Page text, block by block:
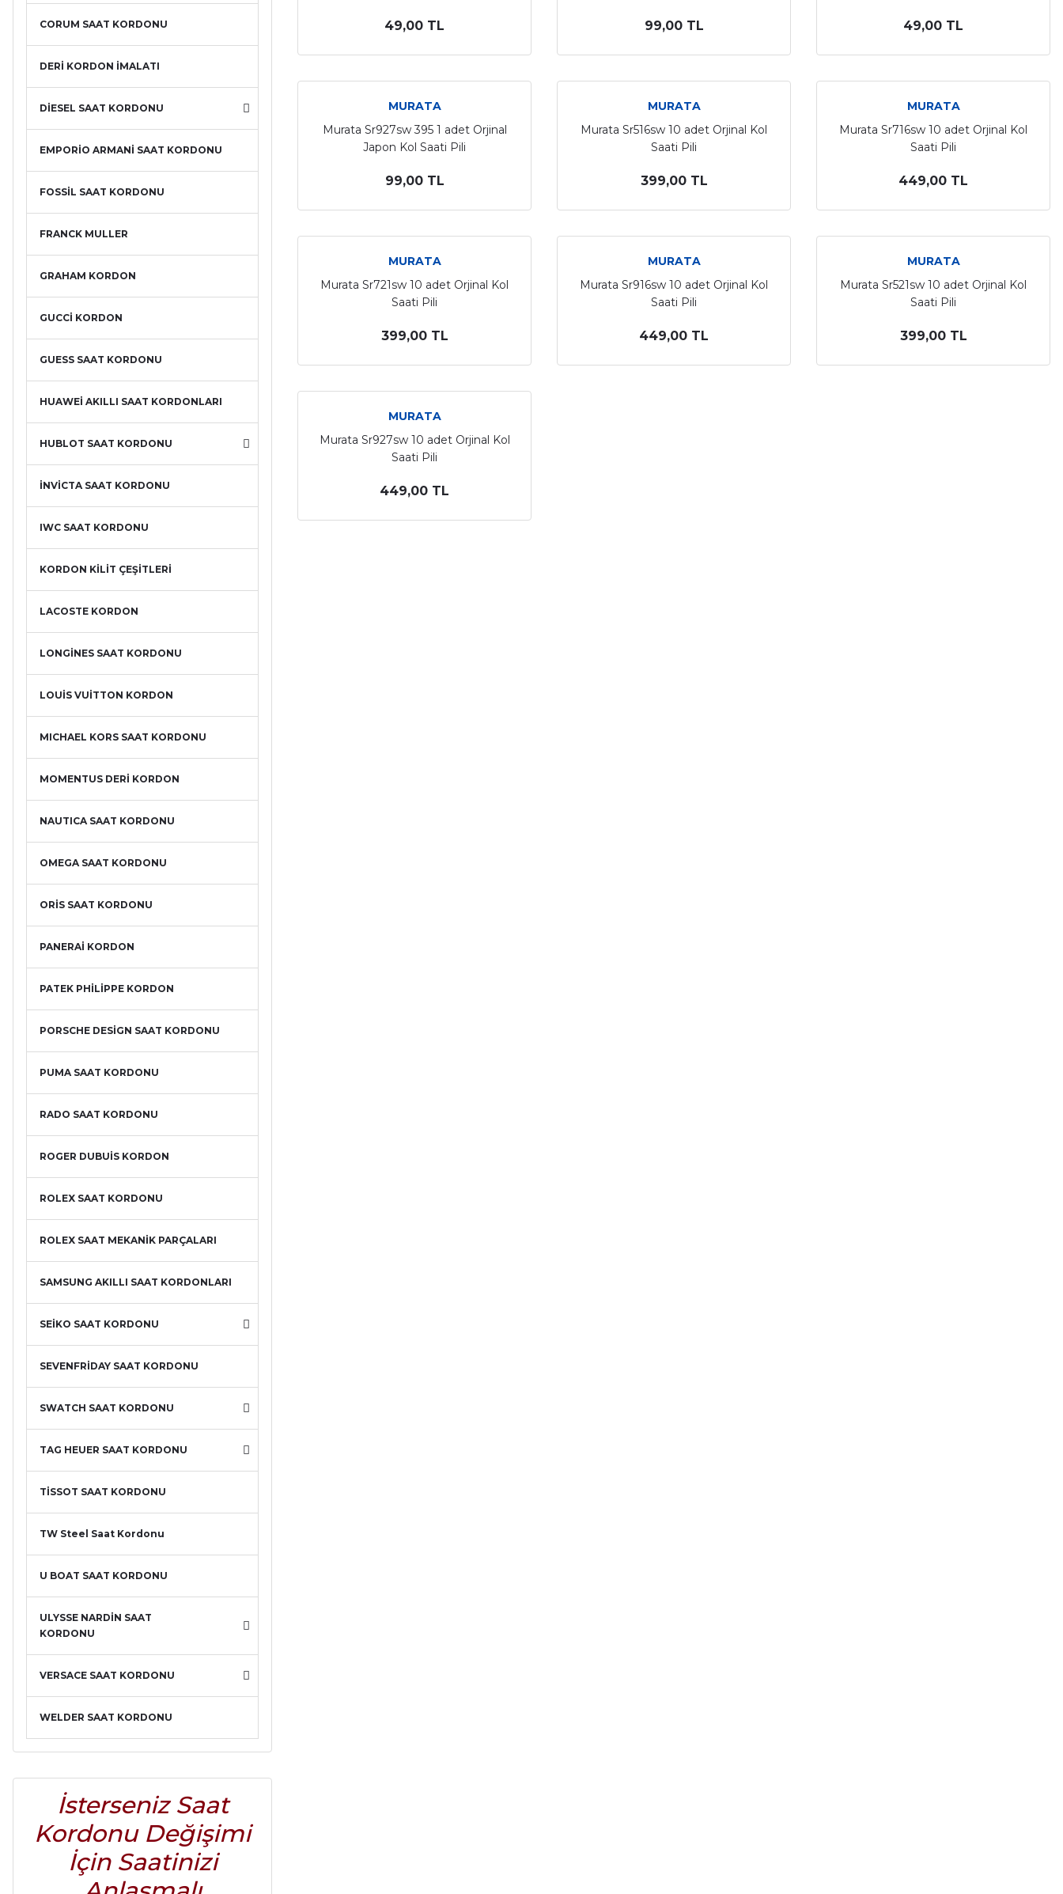
CORUM SAAT KORDONU
DERİ KORDON İMALATI
DİESEL SAAT KORDONU
EMPORİO ARMANİ SAAT KORDONU
FOSSİL SAAT KORDONU
FRANCK MULLER
GRAHAM KORDON
GUCCİ KORDON
GUESS SAAT KORDONU
HUAWEİ AKILLI SAAT KORDONLARI
HUBLOT SAAT KORDONU
İNVİCTA SAAT KORDONU
IWC SAAT KORDONU
KORDON KİLİT ÇEŞİTLERİ
LACOSTE KORDON
LONGİNES SAAT KORDONU
LOUİS VUİTTON KORDON
MICHAEL KORS SAAT KORDONU
MOMENTUS DERİ KORDON
NAUTICA SAAT KORDONU
OMEGA SAAT KORDONU
ORİS SAAT KORDONU
PANERAİ KORDON
PATEK PHİLİPPE KORDON
PORSCHE DESİGN SAAT KORDONU
PUMA SAAT KORDONU
RADO SAAT KORDONU
ROGER DUBUİS KORDON
ROLEX SAAT KORDONU
ROLEX SAAT MEKANİK PARÇALARI
SAMSUNG AKILLI SAAT KORDONLARI
SEİKO SAAT KORDONU
SEVENFRİDAY SAAT KORDONU
SWATCH SAAT KORDONU
TAG HEUER SAAT KORDONU
TİSSOT SAAT KORDONU
TW Steel Saat Kordonu
U BOAT SAAT KORDONU
ULYSSE NARDİN SAAT
KORDONU
VERSACE SAAT KORDONU
WELDER SAAT KORDONU
İsterseniz Saat
Kordonu Değişimi
İçin Saatinizi
49,00 TL 99,00 TL 49,00 TL
MURATA
Murata Sr927sw 395 1 adet Orjinal
Japon Kol Saati Pili
99,00 TL
MURATA
Murata Sr516sw 10 adet Orjinal Kol
Saati Pili
399,00 TL
MURATA
Murata Sr716sw 10 adet Orjinal Kol
Saati Pili
449,00 TL
MURATA
Murata Sr721sw 10 adet Orjinal Kol
Saati Pili
399,00 TL
MURATA
Murata Sr916sw 10 adet Orjinal Kol
Saati Pili
449,00 TL
MURATA
Murata Sr521sw 10 adet Orjinal Kol
Saati Pili
399,00 TL
MURATA
Murata Sr927sw 10 adet Orjinal Kol
Saati Pili
449,00 TL